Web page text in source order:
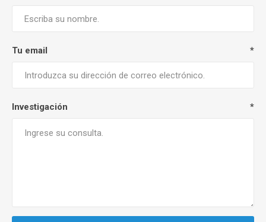
Tu email *
Investigación *